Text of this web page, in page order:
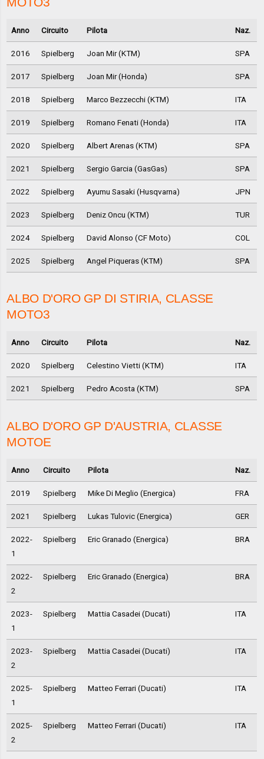
Anno Circuito Pilota Naz.
2016 Spielberg Joan Mir (KTM) SPA
2017 Spielberg Joan Mir (Honda) SPA
2018 Spielberg Marco Bezzecchi (KTM) ITA
2019 Spielberg Romano Fenati (Honda) ITA
2020 Spielberg Albert Arenas (KTM) SPA
2021 Spielberg Sergio Garcia (GasGas) SPA
2022 Spielberg Ayumu Sasaki (Husqvarna) JPN
2023 Spielberg Deniz Oncu (KTM) TUR
2024 Spielberg David Alonso (CF Moto) COL
2025 Spielberg Angel Piqueras (KTM) SPA
ALBO D'ORO GP DI STIRIA, CLASSE
MOTO3
Anno Circuito Pilota Naz.
2020 Spielberg Celestino Vietti (KTM) ITA
2021 Spielberg Pedro Acosta (KTM) SPA
ALBO D'ORO GP D'AUSTRIA, CLASSE
MOTOE
Anno Circuito Pilota Naz.
2019 Spielberg Mike Di Meglio (Energica) FRA
2021 Spielberg Lukas Tulovic (Energica) GER
2022-
1
Spielberg Eric Granado (Energica) BRA
2022-
2
Spielberg Eric Granado (Energica) BRA
2023-
1
Spielberg Mattia Casadei (Ducati) ITA
2023-
2
Spielberg Mattia Casadei (Ducati) ITA
2025-
1
Spielberg Matteo Ferrari (Ducati) ITA
2025-
2
Spielberg Matteo Ferrari (Ducati) ITA